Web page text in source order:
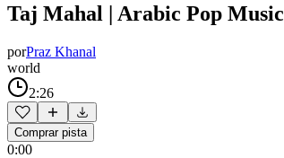
Taj Mahal | Arabic Pop Music
porPraz Khanal
world
2:26
Comprar pista
0:00